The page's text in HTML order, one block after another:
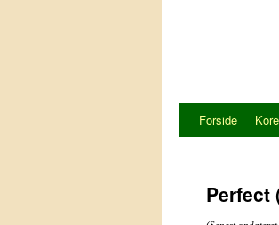
Forside
Perfect